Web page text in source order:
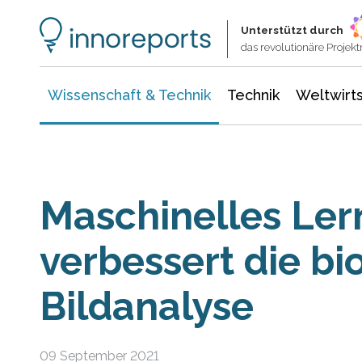
Unterstützt durch
das revolutionäre
Wissenschaft & Technik Technik
Maschinelles
verbessert die
Bildanalyse
09 September 2021